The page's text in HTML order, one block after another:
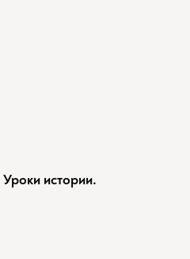
истории.